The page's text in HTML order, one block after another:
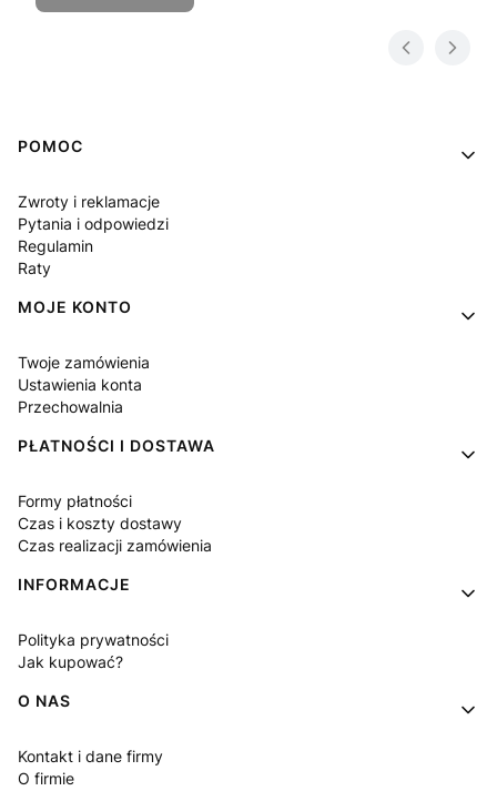
Linki w stopce
POMOC
Zwroty i reklamacje
Pytania i odpowiedzi
Regulamin
Raty
MOJE KONTO
Twoje zamówienia
Ustawienia konta
Przechowalnia
PŁATNOŚCI I DOSTAWA
Formy płatności
Czas i koszty dostawy
Czas realizacji zamówienia
INFORMACJE
Polityka prywatności
Jak kupować?
O NAS
Kontakt i dane firmy
O firmie